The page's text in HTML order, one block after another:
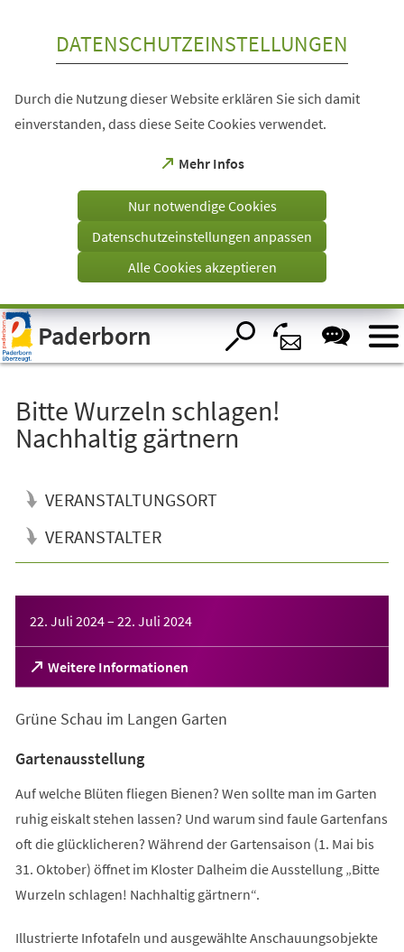
Visuelle
Assistenzsoftware
öffnen.
DATENSCHUTZEINSTELLUNGEN
Durch die Nutzung dieser Website erklären Sie sich damit
einverstanden, dass diese Seite Cookies verwendet.
Mehr Infos
(Öffnet
einem
Tab)
Nur notwendige Cookies
Datenschutzeinstellungen anpassen
Alle Cookies akzeptieren
Paderborn
Bitte Wurzeln schlagen!
Nachhaltig gärtnern
VERANSTALTUNGSORT
VERANSTALTER
22. Juli 2024– 22. Juli 2024
Weitere Informationen
(Öffnet
in
neuen
Grüne Schau im Langen Garten
Gartenausstellung
Auf welche Blüten fliegen Bienen? Wen sollte man im Garten
ruhig eiskalt stehen lassen? Und warum sind faule Gartenfans
oft die glücklicheren? Während der Gartensaison (1. Mai bis
31. Oktober) öffnet im Kloster Dalheim die Ausstellung „Bitte
Wurzeln schlagen! Nachhaltig gärtnern“.
Illustrierte Infotafeln und ausgewählte Anschauungsobjekte